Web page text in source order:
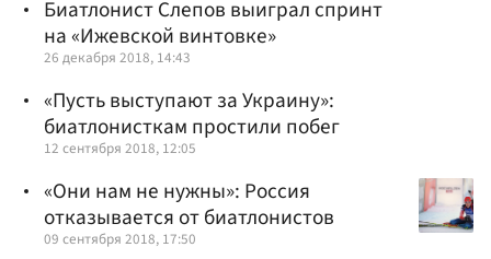
Биатлонист Слепов выиграл спринт
на «Ижевской винтовке»
26 декабря 2018, 14:43
«Пусть выступают за Украину»:
биатлонисткам простили побег
12 сентября 2018, 12:05
«Они нам не нужны»: Россия
отказывается от биатлонистов
09 сентября 2018, 17:50